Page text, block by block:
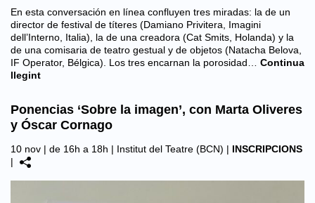
En esta conversación en línea confluyen tres miradas: la de un
director de festival de títeres (Damiano Privitera, Imagini
dell’Interno, Italia), la de una creadora (Cat Smits, Holanda) y la
de una comisaria de teatro gestual y de objetos (Natacha Belova,
IF Operator, Bélgica). Los tres encarnan la porosidad…
Continua
llegint
Ponencias ‘Sobre la imagen’, con Marta Oliveres
y Óscar Cornago
10 nov | de 16h a 18h | Institut del Teatre (BCN) | INSCRIPCIONS
|